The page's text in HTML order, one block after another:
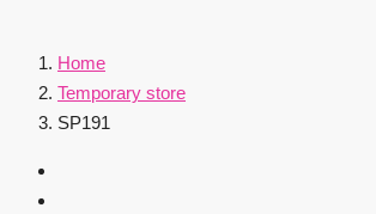
Home
Temporary store
SP191